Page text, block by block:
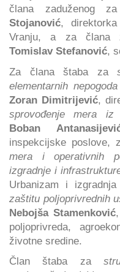
člana zaduženog
Stojanović,
Vranju, a za člana
Tomislav Stefanović,
Za člana štaba za
elementarnih
Zoran Dimitrijević,
sprovođenje mera iz
Boban
inspekcijske poslove,
mera i operativnih
izgradnje i
Urbanizam i
zaštitu poljoprivrednih
Nebojša Stamenković
poljoprivreda,
životne sredine.
Član štaba za